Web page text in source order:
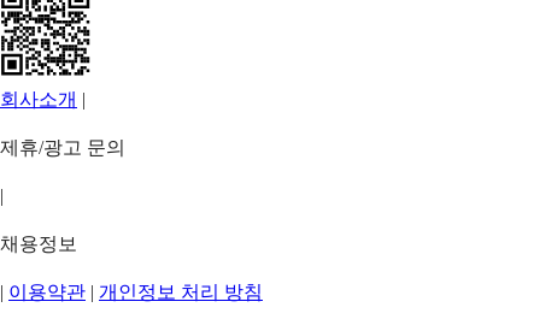
회사소개 |
제휴/광고 문의
|
채용정보
| 이용약관 | 개인정보 처리 방침